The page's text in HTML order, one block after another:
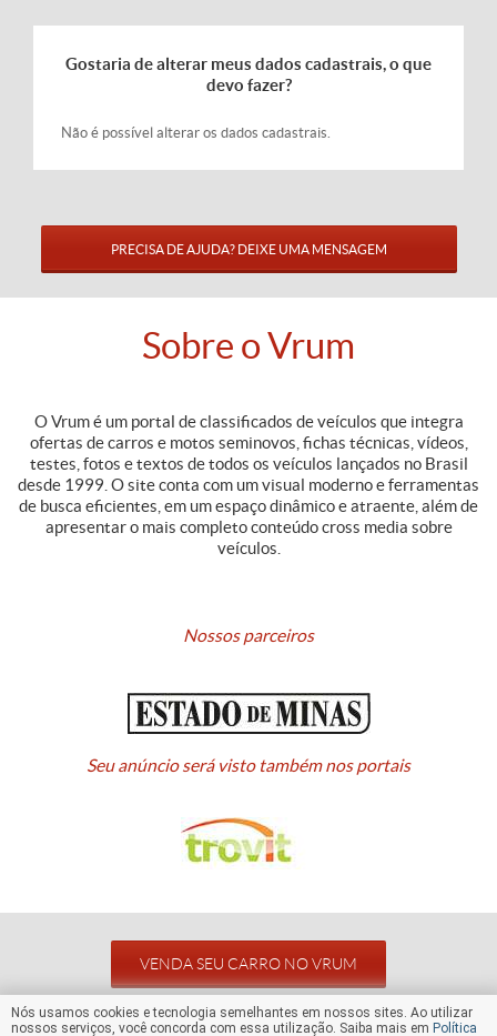
Gostaria de alterar meus dados cadastrais, o que
devo fazer?
Não é possível alterar os dados cadastrais.
PRECISA DE AJUDA? DEIXE UMA MENSAGEM
Sobre o Vrum
O Vrum é um portal de classificados de veículos que integra
ofertas de carros e motos seminovos, fichas técnicas, vídeos,
testes, fotos e textos de todos os veículos lançados no Brasil
desde 1999. O site conta com um visual moderno e ferramentas
de busca eficientes, em um espaço dinâmico e atraente, além de
apresentar o mais completo conteúdo cross media sobre
veículos.
Nossos parceiros
Seu anúncio será visto também nos portais
VENDA SEU CARRO NO VRUM
Nós usamos cookies e tecnologia semelhantes em nossos sites. Ao utilizar
nossos serviços, você concorda com essa utilização. Saiba mais em Política